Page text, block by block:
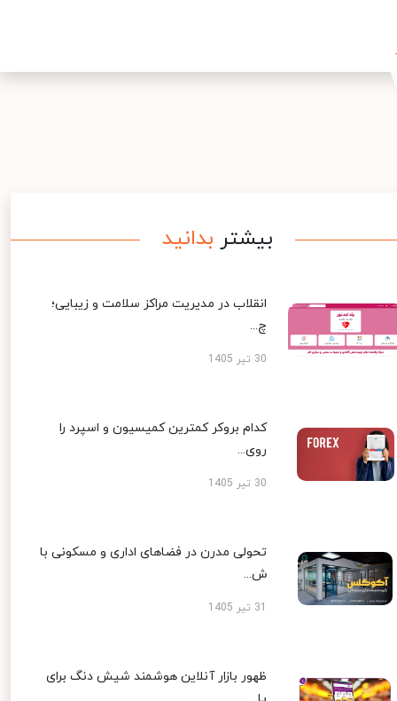
بیشتر بدانید
انقلاب در مدیریت مراکز سلامت و زیبایی؛
چ...
30 تیر 1405
کدام بروکر کمترین کمیسیون و اسپرد را
روی...
30 تیر 1405
تحولی مدرن در فضاهای اداری و مسکونی با
ش...
ظهور بازار آنلاین هوشمند شیش دنگ برای